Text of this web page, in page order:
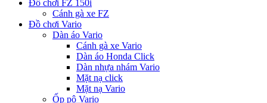
Đồ chơi FZ 150i
Cánh gà xe FZ
Đồ chơi Vario
Dàn áo Vario
Cánh gà xe Vario
Dàn áo Honda Click
Dàn nhựa nhám Vario
Mặt nạ click
Mặt nạ Vario
Ốp pô Vario